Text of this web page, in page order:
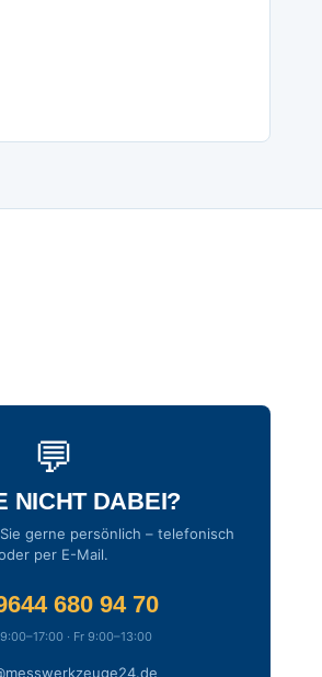
💬
NICHT DABEI?
gerne persönlich – telefonisch
per E-Mail.
680 94 70
· Fr 9:00–13:00